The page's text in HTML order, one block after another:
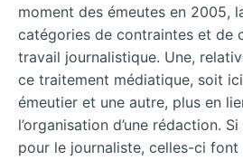
moment des émeutes en 2005,
catégories de contraintes et de
travail journalistique. Une,
ce traitement médiatique, soit
émeutier et une autre, plus en
l’organisation d’une rédaction.
pour le journaliste, celles-ci font